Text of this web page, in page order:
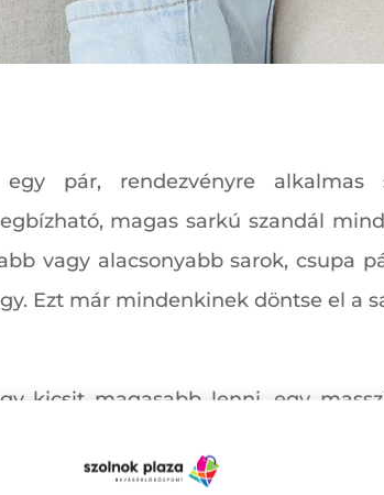
pár, rendezvényre alkalmas
magas sarkú szandál
vagy alacsonyabb sarok, csupa
Ezt már mindenkinek döntse el a
kicsit magasabb lenni, egy
is felveheted, akár